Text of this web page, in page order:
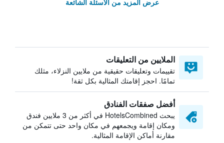
عرض المزيد من الأسئلة الشائعة
الملايين من التعليقات
تقييمات وتعليقات حقيقية من ملايين النزلاء، مثلك
تمامًا. احجز إقامتك المثالية بكل ثقة!
أفضل صفقات الفنادق
يبحث HotelsCombined في أكثر من 3 ملايين فندق
ومكان إقامة ويجمعهم في مكان واحد حتى تتمكن من
مقارنة أماكن الإقامة المثالية.